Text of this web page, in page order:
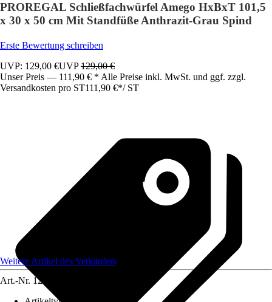
PROREGAL Schließfachwürfel Amego HxBxT 101,5
x 30 x 50 cm Mit Standfüße Anthrazit-Grau Spind
Erste Bewertung schreiben
UVP: 129,00 €UVP129,00 €
Unser Preis — 111,90 € * Alle Preise inkl. MwSt. und ggf. zzgl.
Versandkosten pro ST111,90 €*/ ST
Weitere Artikel des Verkäufers
Art.-Nr. 12583611